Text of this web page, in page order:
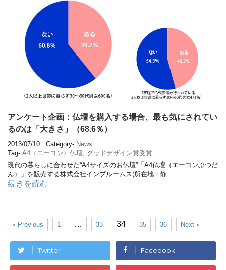
アンケート企画：仏壇を購入する場合、最も気にされてい
るのは「大きさ」（68.6％）
2013/07/10 Category- News
Tag- A4（エーヨン）仏壇
グッドデザイン賞受賞
現代の暮らしに合わせた“A4サイズのお仏壇”「A4仏壇（エーヨンぶつだ
ん）」を販売する株式会社インブルームス(所在地：静 ...
続きを読む
« Previous 1 … 33 34 35 36 Next »
Twitter Facebook